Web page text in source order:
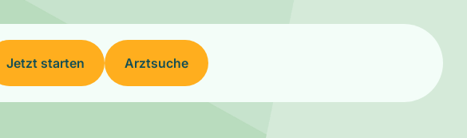
Jetzt starten Arztsuche